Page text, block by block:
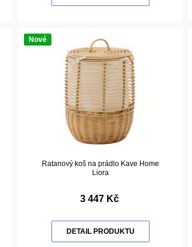
Nové
Ratanový koš na prádlo Kave Home
Liora
3 447 Kč
DETAIL PRODUKTU